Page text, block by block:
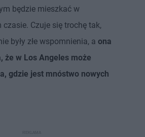
będzie mieszkać w
Czuje się trochę tak,
były złe wspomnienia, a ona
że w Los Angeles może
gdzie jest mnóstwo nowych